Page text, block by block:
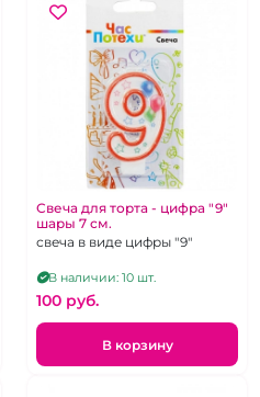
Свеча для торта - цифра "9"
шары 7 см.
свеча в виде цифры "9"
В наличии: 10 шт.
100 pуб.
В корзину